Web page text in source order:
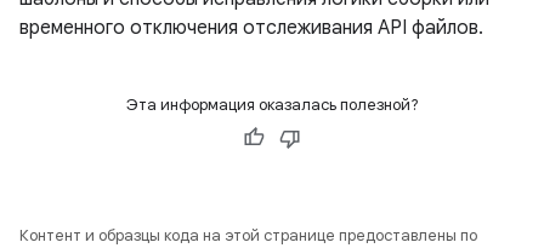
временного отключения отслеживания API файлов.
Эта информация оказалась полезной?
Контент и образцы кода на этой странице предоставлены по